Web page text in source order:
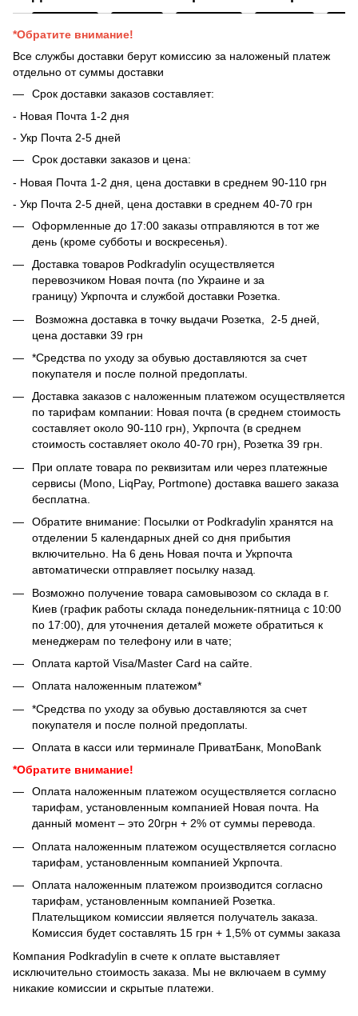
*Обратите внимание!
Все службы доставки берут комиссию за наложеный платеж
отдельно от суммы доставки
Срок доставки заказов составляет:
- Новая Почта 1-2 дня
- ​​Укр Почта 2-5 дней
Срок доставки заказов и цена:
- Новая Почта 1-2 дня, цена доставки в среднем 90-110 грн
- Укр Почта 2-5 дней, цена доставки в среднем 40-70 грн
Оформленные до 17:00 заказы отправляются в тот же
день (кроме субботы и воскресенья).
Доставка товаров Podkradylin осуществляется
перевозчиком Новая почта (по Украине и за
границу) Укрпочта и службой доставки Розетка.
Возможна доставка в точку выдачи Розетка, 2-5 дней,
цена доставки 39 грн
*Средства по уходу за обувью доставляются за счет
покупателя и после полной предоплаты.
Доставка заказов с наложенным платежом осуществляется
по тарифам компании: Новая почта (в среднем стоимость
составляет около 90-110 грн), Укрпочта (в среднем
стоимость составляет около 40-70 грн), Розетка 39 грн.
При оплате товара по реквизитам или через платежные
сервисы (Mono, LiqPay, Portmone) доставка вашего заказа
бесплатна.
Обратите внимание: Посылки от Podkradylin хранятся на
отделении 5 календарных дней со дня прибытия
включительно. На 6 день Новая почта и Укрпочта
автоматически отправляет посылку назад.
Возможно получение товара самовывозом со склада в г.
Киев (график работы склада понедельник-пятница с 10:00
по 17:00), для уточнения деталей можете обратиться к
менеджерам по телефону или в чате;
Оплата картой Visa/Master Card на сайте.
Оплата наложенным платежом*
*Средства по уходу за обувью доставляются за счет
покупателя и после полной предоплаты.
Оплата в касси или терминале ПриватБанк, MonoBank
*Обратите внимание!
Оплата наложенным платежом осуществляется согласно
тарифам, установленным компанией Новая почта. На
данный момент – это 20грн + 2% от суммы перевода.
Оплата наложенным платежом осуществляется согласно
тарифам, установленным компанией Укрпочта.
Оплата наложенным платежом производится согласно
тарифам, установленным компанией Розетка.
Плательщиком комиссии является получатель заказа.
Комиссия будет составлять 15 грн + 1,5% от суммы заказа
Компания Podkradylin в счете к оплате выставляет
исключительно стоимость заказа. Мы не включаем в сумму
никакие комиссии и скрытые платежи.